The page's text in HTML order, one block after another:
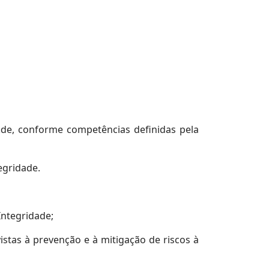
conforme competências definidas pela
à prevenção e à mitigação de riscos à